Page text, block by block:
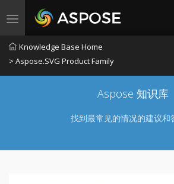
Toggle navigation
Knowledge Base Home
> Aspose.SVG Product Family
Aspose 知识库
找到最常见的情况的建议和